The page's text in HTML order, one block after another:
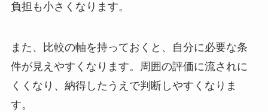
負担も小さくなります。
また、比較の軸を持っておくと、自分に必要な条
件が見えやすくなります。周囲の評価に流されに
くくなり、納得したうえで判断しやすくなりま
す。